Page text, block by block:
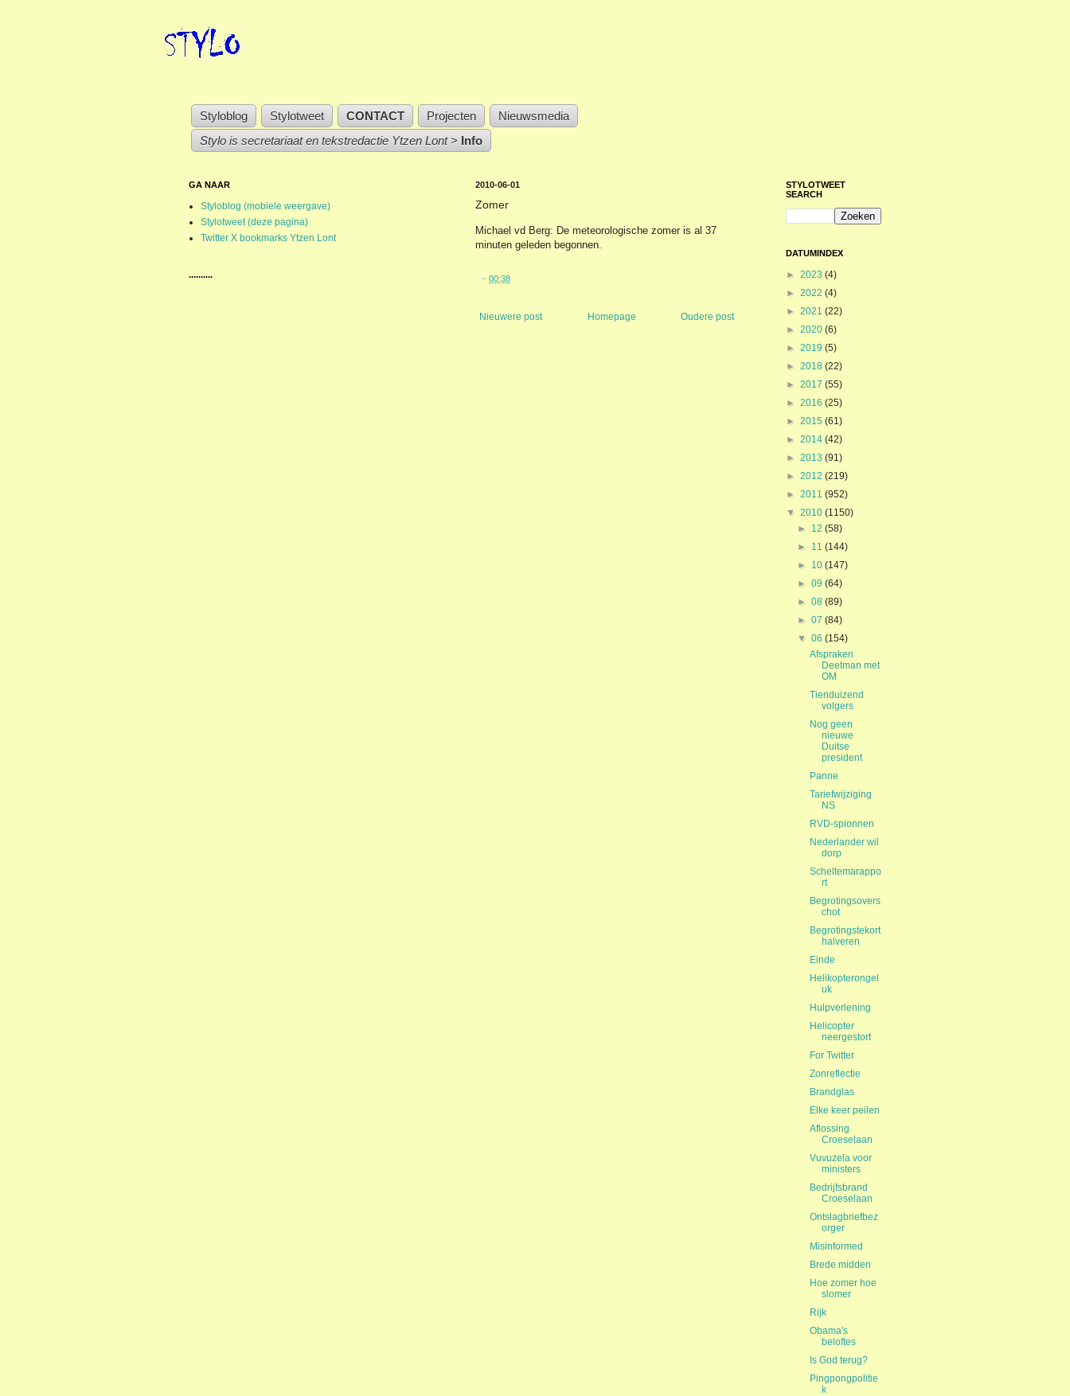
Styloblog Stylotweet CONTACT Projecten
Nieuwsmedia
Stylo is secretariaat en tekstredactie Ytzen Lont> Info
2010-06-01
Zomer
Michael vd Berg: De meteorologische zomer is al 37
minuten geleden begonnen.
~ 00:38
Nieuwere post Oudere post
Homepage
GA NAAR
Styloblog (mobiele weergave)
Stylotweet (deze pagina)
Twitter X bookmarks Ytzen Lont
..........
STYLOTWEET
SEARCH
DATUMINDEX
► 2023 (4)
► 2022 (4)
► 2021 (22)
► 2020 (6)
► 2019 (5)
► 2018 (22)
► 2017 (55)
► 2016 (25)
► 2015 (61)
► 2014 (42)
► 2013 (91)
► 2012 (219)
► 2011 (952)
▼ 2010 (1150)
► 12(58)
► 11(144)
► 10(147)
►09(64)
►08(89)
►07(84)
▼06(154)
Afspraken
Deetman met
OM
Tienduizend
volgers
Nog geen
nieuwe
Duitse
president
Panne
Tariefwijziging
NS
RVD-spionnen
Nederlander wil
dorp
Scheltemarappo
rt
Begrotingsovers
chot
Begrotingstekort
halveren
Einde
Helikopterongel
uk
Hulpverlening
Helicopter
neergestort
For Twitter
Zonreflectie
Brandglas
Elke keer peilen
Aflossing
Croeselaan
Vuvuzela voor
ministers
Bedrijfsbrand
Croeselaan
Ontslagbriefbez
orger
Misinformed
Brede midden
Hoe zomer hoe
slomer
Rijk
Obama's
beloftes
Is God terug?
Pingpongpolitie
k